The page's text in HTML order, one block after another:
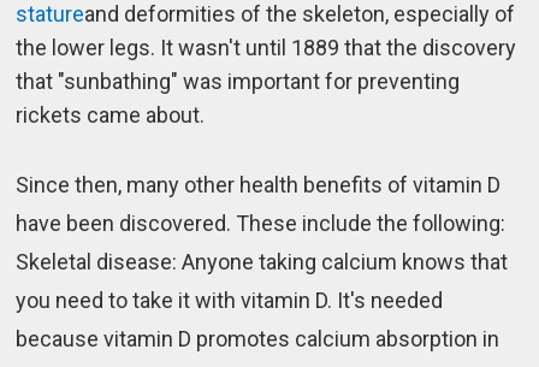
statureand deformities of the skeleton, especially of
the lower legs. It wasn't until 1889 that the discovery
that "sunbathing" was important for preventing
rickets came about.
Since then, many other health benefits of vitamin D
have been discovered. These include the following:
Skeletal disease: Anyone taking calcium knows that
you need to take it with vitamin D. It's needed
because vitamin D promotes calcium absorption in